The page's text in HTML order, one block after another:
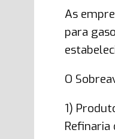
As
para
O
1)
Refinaria